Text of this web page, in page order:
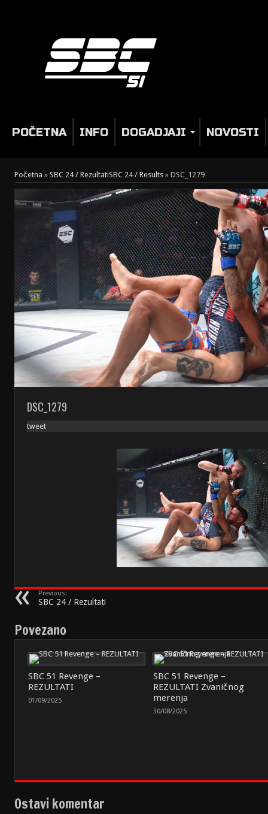
POČETNA INFO DOGADJAJI NOVOSTI
Početna » SBC 24 / RezultatiSBC 24 / Results » DSC_1279
DSC_1279
tweet
Previous:
SBC 24 / Rezultati
Povezano
SBC 51 Revenge –
REZULTATI
01/09/2025
SBC 51 Revenge –
REZULTATI Zvaničnog
merenja
30/08/2025
Ostavi komentar